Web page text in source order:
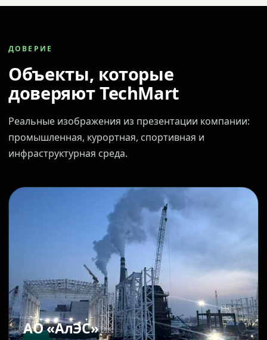
ДОВЕРИЕ
Объекты, которые
доверяют TechMart
Реальные изображения из презентации компании:
промышленная, курортная, спортивная и
инфраструктурная среда.
АО «АлЭС»